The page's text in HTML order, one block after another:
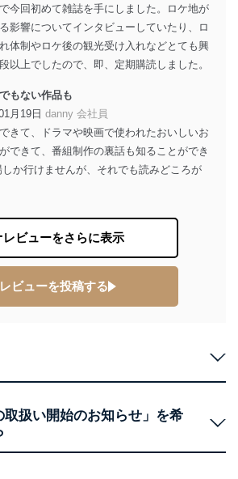
20日
1日
ガジンサービス
西野 伸一郎
管理者
情報保護管理者を設置し、個人情報保
もと、個人情報を取得・アクセス・利
たします。
ガジンサービス
西野 伸一郎
類
サ
用
購入商品の配送のため
ｅメール等による商品、サービ
ス、キャンペーン等の広告の案内
個人が特定できない形で取得した
今回初めて雑誌を手にしました。ロケ地が
影響についてインタビューしていたり、ロ
体制やロケ後の観光受け入れなどとても興
以上でしたので、即、定期購読しました。
もない作品も
月19日 danny 会社員
きて、ドラマや映画で使われたおいしいお
できて、番組制作の裏話も知ることができ
か行けませんが、それでも読みどころが
レビューをさらに表示
レビューを投稿する
取扱い開始のお知らせ」を希